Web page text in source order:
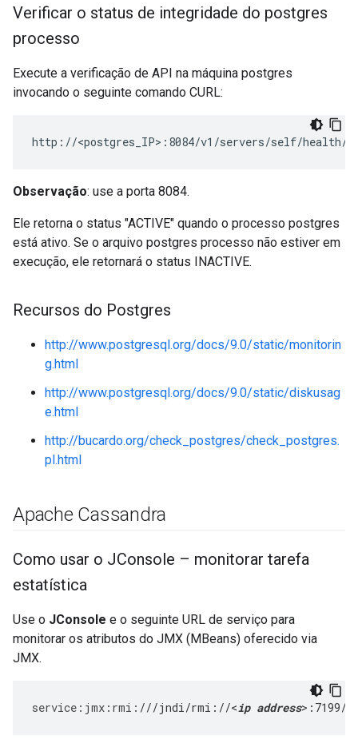
Verificar o status de integridade do postgres
processo
Execute a verificação de API na máquina postgres
invocando o seguinte comando CURL:
http://<postgres_IP>:8084/v1/servers/self/health/
Observação: use a porta 8084.
Ele retorna o status "ACTIVE" quando o processo postgres
está ativo. Se o arquivo postgres processo não estiver em
execução, ele retornará o status INACTIVE.
Recursos do Postgres
http://www.postgresql.org/docs/9.0/static/monitorin
g.html
http://www.postgresql.org/docs/9.0/static/diskusag
e.html
http://bucardo.org/check_postgres/check_postgres.
pl.html
Apache Cassandra
Como usar o JConsole – monitorar tarefa
estatística
Use o JConsole e o seguinte URL de serviço para
monitorar os atributos do JMX (MBeans) oferecido via
JMX.
service : jmx : rmi : ///jndi/rmi://<ip address>:7199/